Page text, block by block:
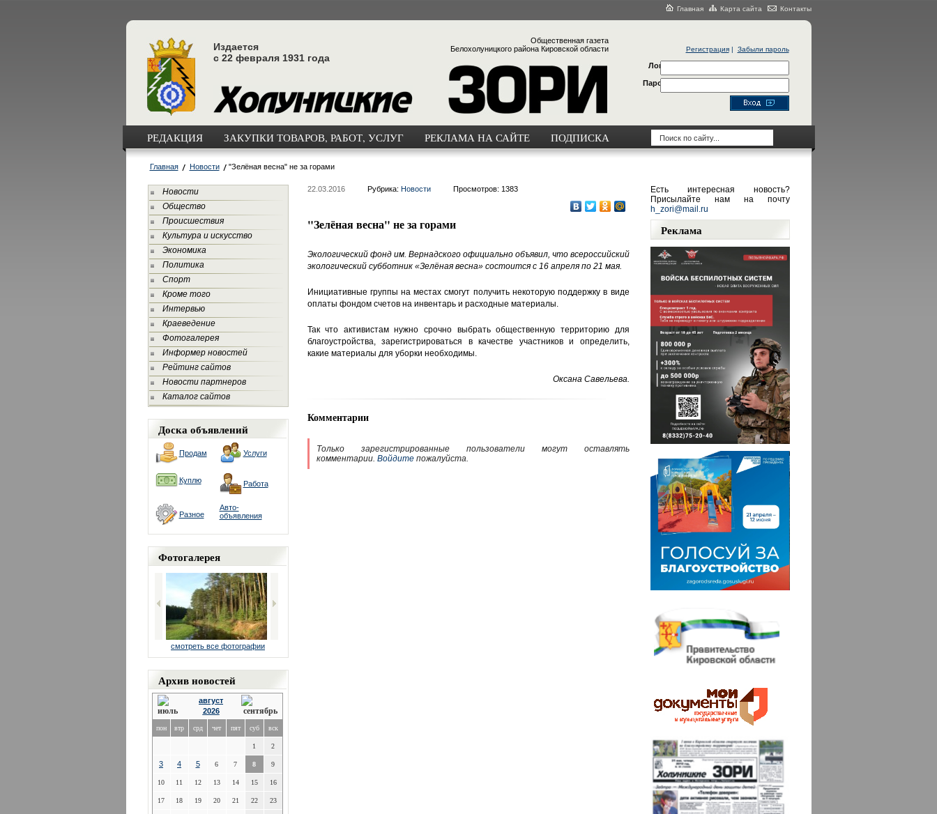
Главная Карта сайта Контакты
Издается
с 22 февраля 1931 года
Общественная газета
Белохолуницкого района Кировской области
Регистрация| Забыли пароль
Логин
Пароль
РЕДАКЦИЯ ЗАКУПКИ ТОВАРОВ, РАБОТ, УСЛУГ РЕКЛАМА НА САЙТЕ ПОДПИСКА
Главная Новости "Зелёная весна" не за горами
Новости
Общество
Происшествия
Культура и искусство
Экономика
Политика
Спорт
Кроме того
Интервью
Краеведение
Фотогалерея
Информер новостей
Рейтинг сайтов
Новости партнеров
Каталог сайтов
Доска объявлений
Продам Услуги
Куплю Работа
Разное
Авто-
объявления
Фотогалерея
смотреть все фотографии
Архив новостей
август
2026
пон втр срд чет пят суб вск
1 2
3 4 5 6 7 8 9
10 11 12 13 14 15 16
17 18 19 20 21 22 23
22.03.2016 Рубрика: Новости Просмотров: 1383
"Зелёная весна" не за горами
Экологический фонд им. Вернадского официально объявил, что всероссийский
экологический субботник «Зелёная весна» состоится с 16 апреля по 21 мая.
Инициативные группы на местах смогут получить некоторую поддержку в виде
оплаты фондом счетов на инвентарь и расходные материалы.
Так что активистам нужно срочно выбрать общественную территорию для
благоустройства, зарегистрироваться в качестве участников и определить,
какие материалы для уборки необходимы.
Оксана Савельева.
Комментарии
Только зарегистрированные пользователи могут оставлять
комментарии. Войдитепожалуйста.
Есть интересная новость?
Присылайте нам на почту
h_zori@mail.ru
Реклама